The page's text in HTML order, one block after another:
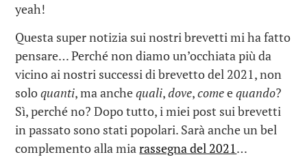
yeah!
Questa super notizia sui nostri brevetti mi ha fatto
pensare… Perché non diamo un’occhiata più da
vicino ai nostri successi di brevetto del 2021, non
soloquanti, ma anchequali,dove,comeequando?
Sì, perché no? Dopo tutto, i miei post sui brevetti
in passato sono stati popolari. Sarà anche un bel
complemento alla miarassegna del 2021 …